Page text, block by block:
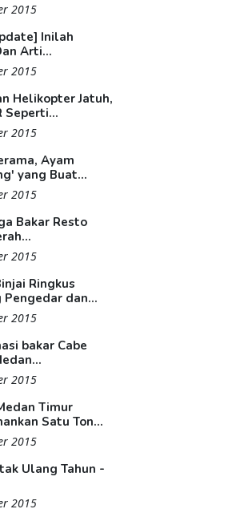
2015
Inilah
Arti...
2015
Helikopter Jatuh,
Seperti...
2015
Ayam
yang Buat...
2015
Bakar Resto
2015
Ringkus
Pengedar dan...
2015
bakar Cabe
2015
Timur
Satu Ton...
2015
Ulang Tahun -
2015